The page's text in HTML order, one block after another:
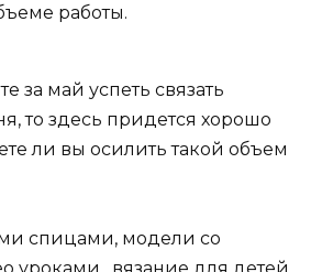
работы.
за май успеть связать
то здесь придется хорошо
ли вы осилить такой объем